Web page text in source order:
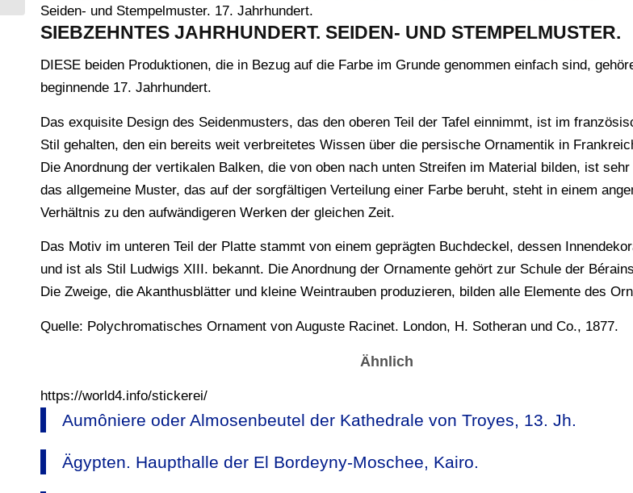
Seiden- und Stempelmuster. 17. Jahrhundert.
SIEBZEHNTES JAHRHUNDERT. SEIDEN- UND STEMPELMUSTER.
DIESE beiden Produktionen, die in Bezug auf die Farbe im Grunde genommen einfach sind,
beginnende 17. Jahrhundert.
Das exquisite Design des Seidenmusters, das den oberen Teil der Tafel einnimmt, ist im
Stil gehalten, den ein bereits weit verbreitetes Wissen über die persische Ornamentik in
Die Anordnung der vertikalen Balken, die von oben nach unten Streifen im Material bilden, ist
das allgemeine Muster, das auf der sorgfältigen Verteilung einer Farbe beruht, steht in einem
Verhältnis zu den aufwändigeren Werken der gleichen Zeit.
Das Motiv im unteren Teil der Platte stammt von einem geprägten Buchdeckel, dessen
und ist als Stil Ludwigs XIII. bekannt. Die Anordnung der Ornamente gehört zur Schule der
Die Zweige, die Akanthusblätter und kleine Weintrauben produzieren, bilden alle Elemente des
Quelle: Polychromatisches Ornament von Auguste Racinet. London, H. Sotheran und Co., 1877.
Ähnlich
https://world4.info/stickerei/
Aumôniere oder Almosenbeutel der Kathedrale von Troyes, 13. Jh.
Ägypten. Haupthalle der El Bordeyny-Moschee, Kairo.